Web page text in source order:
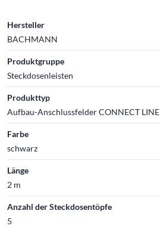
Hersteller
BACHMANN
Produktgruppe
Steckdosenleisten
Produkttyp
Aufbau-Anschlussfelder CONNECT LINE
Farbe
schwarz
Länge
2 m
Anzahl der Steckdosentöpfe
5